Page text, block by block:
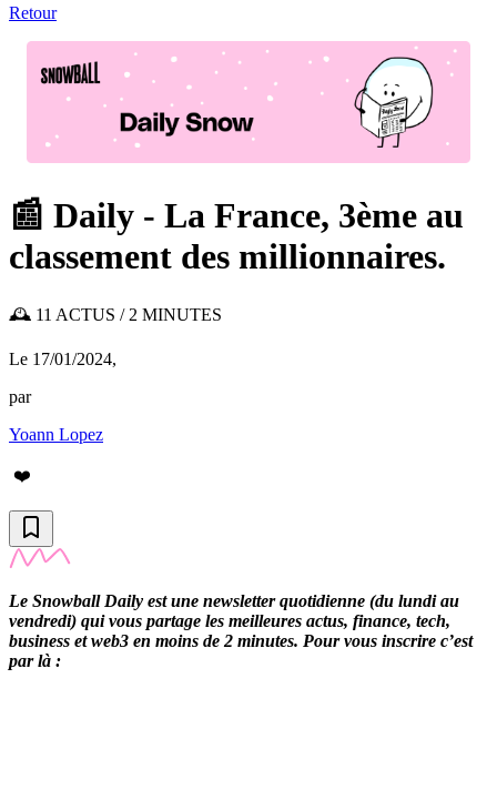
Retour
📰 Daily - La France, 3ème au
classement des millionnaires.
🕰️ 11 ACTUS / 2 MINUTES
Le 17/01/2024,
par
Yoann Lopez
❤️
Le Snowball Daily est une newsletter quotidienne (du lundi au
vendredi) qui vous partage les meilleures actus, finance, tech,
business et web3 en moins de 2 minutes. Pour vous inscrire c’est
par là :